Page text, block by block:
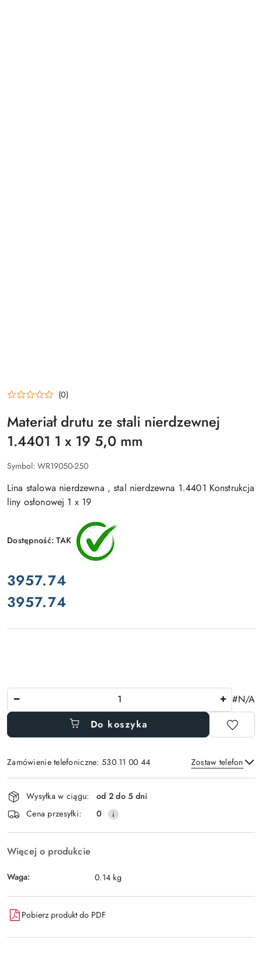
(0)
Materiał drutu ze stali nierdzewnej
1.4401 1 x 19 5,0 mm
Symbol: WR19050-250
Lina stalowa nierdzewna , stal nierdzewna 1.4401 Konstrukcja
liny osłonowej 1 x 19
Dostępność:TAK
cena:
3957.74
Cena:
3957.74
Ilość
#N/A
Do koszyka
Zamówienie telefoniczne: 530 11 00 44 Zostaw telefon
Wyślij
Dostępność
i
dostawa
Wysyłka w ciągu:
od 2 do 5 dni
Cena przesyłki:
0
Więcej o produkcie
Waga: 0.14 kg
Pobierz produkt do PDF